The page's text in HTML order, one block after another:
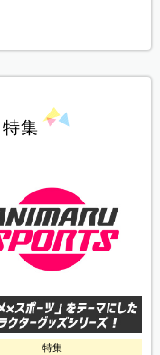
集
特集